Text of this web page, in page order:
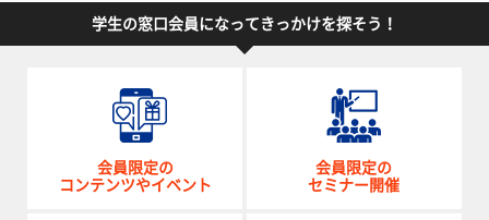
学生の窓口会員になってきっかけを探そう！
会員限定の
コンテンツやイベント
会員限定の
セミナー開催